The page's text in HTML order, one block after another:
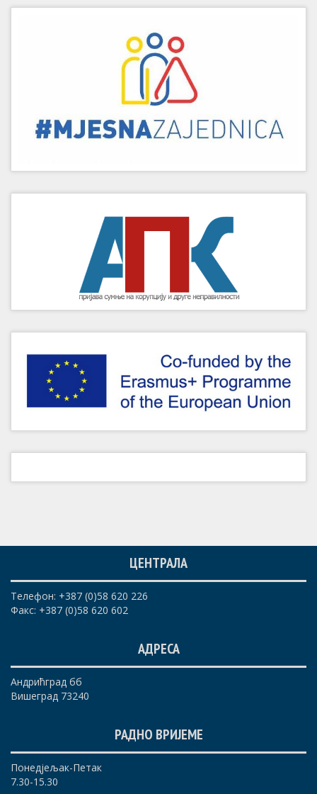
ЦЕНТРАЛА
Телефон: +387 (0)58 620 226
Факс: +387 (0)58 620 602
АДРЕСА
Андрићград бб
Вишеград 73240
РАДНО ВРИЈЕМЕ
Понедјељак-Петак
7.30-15.30